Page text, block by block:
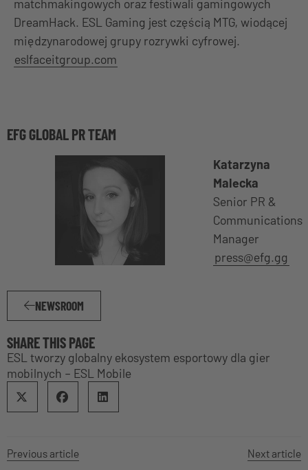
matchmakingowych oraz festiwali gamingowych
DreamHack. ESL Gaming jest częścią MTG, wiodącej
międzynarodowej grupy rozrywki cyfrowej.
eslfaceitgroup.com
EFG GLOBAL PR TEAM
Katarzyna
Malecka
Senior PR &
Communications
Manager
press@efg.gg
NEWSROOM
SHARE THIS PAGE
ESL tworzy globalny ekosystem esportowy dla gier
mobilnych – ESL Mobile
Previous article Next article